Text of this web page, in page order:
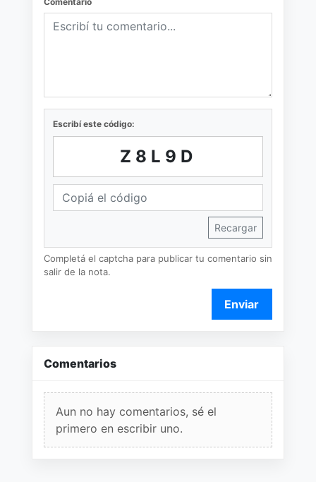
Escribí este código:
Z8L9D
Recargar
Completá el captcha para publicar tu comentario sin
salir de la nota.
Enviar
Comentarios
Aun no hay comentarios, sé el
primero en escribir uno.